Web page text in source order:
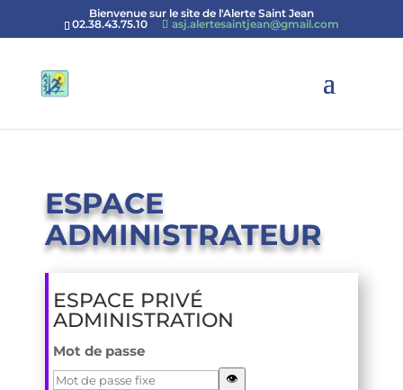
Bienvenue sur le site de l'Alerte Saint Jean
02.38.43.75.10
asj.alertesaintjean@gmail.com
ESPACE
ADMINISTRATEUR
ESPACE PRIVÉ
ADMINISTRATION
Mot de passe
👁️